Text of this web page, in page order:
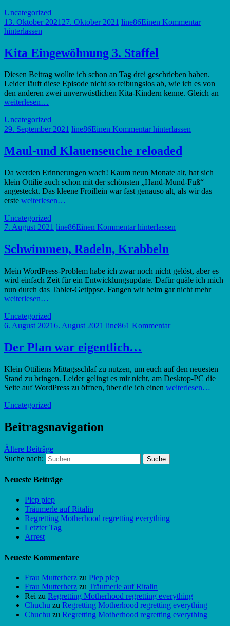
Uncategorized
13. Oktober 2021 27. Oktober 2021 line86Einen Kommentar
hinterlassen
Kita Eingewöhnung 3. Staffel
Diesen Beitrag wollte ich schon an Tag drei geschrieben haben.
Leider läuft diese Episode nicht so reibungslos ab, wie ich es von
den anderen zwei unverwüstlichen Kita-Kindern kenne. Gleich an
weiterlesen…
Uncategorized
29. September 2021 line86Einen Kommentar hinterlassen
Maul-und Klauenseuche reloaded
Da werden Erinnerungen wach! Kaum neun Monate alt, hat sich
klein Ottilie auch schon mit der schönsten „Hand-Mund-Fuß“
angesteckt. Das kleene Froillein war fast genauso alt, als wir das
erste weiterlesen…
Uncategorized
7. August 2021 line86Einen Kommentar hinterlassen
Schwimmen, Radeln, Krabbeln
Mein WordPress-Problem habe ich zwar noch nicht gelöst, aber es
wird einfach Zeit für ein Entwicklungsupdate. Dafür quäle ich mich
nun durch das Tablet-Getippse. Fangen wir beim gar nicht mehr
weiterlesen…
Uncategorized
6. August 20216. August 2021 line861 Kommentar
Der Plan war eigentlich…
Klein Ottiliens Mittagsschlaf zu nutzen, um euch auf den neuesten
Stand zu bringen. Leider gelingt es mir nicht, am Desktop-PC die
Seite auf WordPress zu öffnen, über die ich einen weiterlesen…
Uncategorized
Beitragsnavigation
Ältere Beiträge
Suche nach:
Neueste Beiträge
Piep piep
Träumerle auf Ritalin
Regretting Motherhood regretting everything
Letzter Tag
Arrest
Neueste Kommentare
Frau Mutterherz zu Piep piep
Frau Mutterherz zu Träumerle auf Ritalin
Rei zu Regretting Motherhood regretting everything
Chuchu zu Regretting Motherhood regretting everything
Chuchu zu Regretting Motherhood regretting everything